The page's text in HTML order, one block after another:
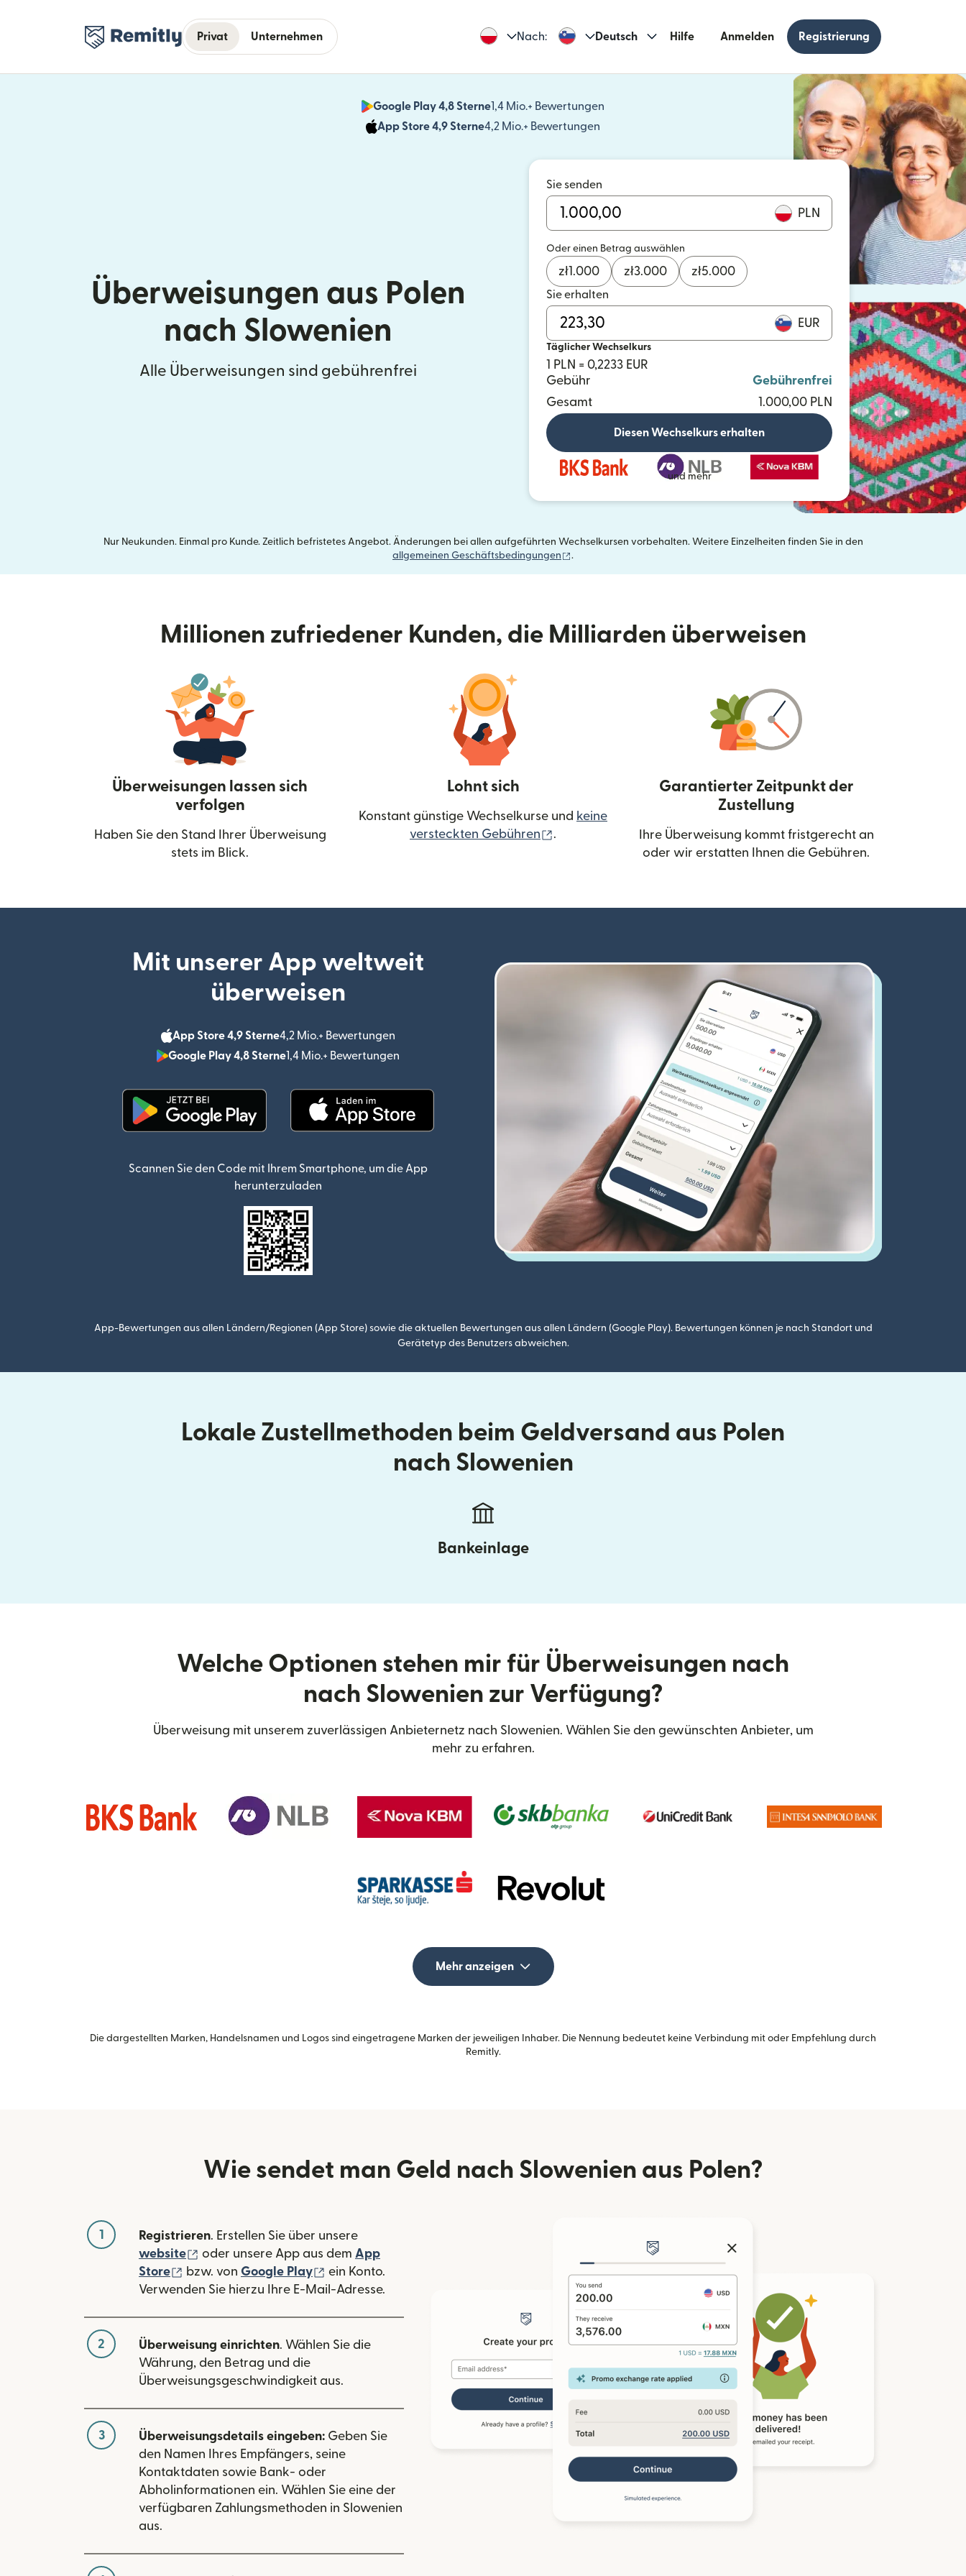
Privat Unternehmen Nach: Deutsch Hilfe Anmelden Registrierung
Google Play 4,8 Sterne1,4 Mio.+ Bewertungen
(wird in einem neuen Fenster geöffnet)
App Store 4,9 Sterne4,2 Mio.+ Bewertungen
(wird in einem neuen Fenster geöffnet)
Überweisungen aus Polen
nach Slowenien
Alle Überweisungen sind gebührenfrei
Sie senden
PLN
Oder einen Betrag auswählen
zł1.000 zł3.000 zł5.000
Sie erhalten
EUR
Täglicher Wechselkurs
1 PLN = 0,2233 EUR
Gebühr
Gebührenfrei
Gesamt
1.000,00 PLN
Diesen Wechselkurs erhalten
und mehr
Nur Neukunden. Einmal pro Kunde. Zeitlich befristetes Angebot. Änderungen bei allen aufgeführten Wechselkursen vorbehalten. Weitere Einzelheiten finden Sie in den
allgemeinen Geschäftsbedingungen
(wird in einem neuen Fenster geöffnet)
.
Millionen zufriedener Kunden, die Milliarden überweisen
Überweisungen lassen sich
verfolgen
Haben Sie den Stand Ihrer Überweisung
stets im Blick.
Lohnt sich
Konstant günstige Wechselkurse und keine
versteckten Gebühren
(wird in einem neuen Fenster geöffnet)
.
Garantierter Zeitpunkt der
Zustellung
Ihre Überweisung kommt fristgerecht an
oder wir erstatten Ihnen die Gebühren.
Mit unserer App weltweit
überweisen
App Store 4,9 Sterne4,2 Mio.+ Bewertungen
Google Play 4,8 Sterne1,4 Mio.+ Bewertungen
Scannen Sie den Code mit Ihrem Smartphone, um die App
herunterzuladen
App-Bewertungen aus allen Ländern/Regionen (App Store) sowie die aktuellen Bewertungen aus allen Ländern (Google Play). Bewertungen können je nach Standort und
Gerätetyp des Benutzers abweichen.
Lokale Zustellmethoden beim Geldversand aus Polen
nach Slowenien
Bankeinlage
Welche Optionen stehen mir für Überweisungen nach
nach Slowenien zur Verfügung?
Überweisung mit unserem zuverlässigen Anbieternetz nach Slowenien. Wählen Sie den gewünschten Anbieter, um
mehr zu erfahren.
Mehr anzeigen
Die dargestellten Marken, Handelsnamen und Logos sind eingetragene Marken der jeweiligen Inhaber. Die Nennung bedeutet keine Verbindung mit oder Empfehlung durch
Remitly.
Wie sendet man Geld nach Slowenien aus Polen?
1 Registrieren. Erstellen Sie über unsere
website
(wird in einem neuen Fenster geöffnet)
oder unsere App aus dem App
Store
(wird in einem neuen Fenster geöffnet)
bzw. von Google Play (wird in einem neuen Fenster geöffnet)
ein Konto.
Verwenden Sie hierzu Ihre E-Mail-Adresse.
2 Überweisung einrichten. Wählen Sie die
Währung, den Betrag und die
Überweisungsgeschwindigkeit aus.
3 Überweisungsdetails eingeben: Geben Sie
den Namen Ihres Empfängers, seine
Kontaktdaten sowie Bank- oder
Abholinformationen ein. Wählen Sie eine der
verfügbaren Zahlungsmethoden in Slowenien
aus.